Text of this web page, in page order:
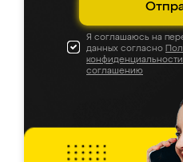
Я соглашаюсь на
данных согласно
конфиденциальности
соглашению